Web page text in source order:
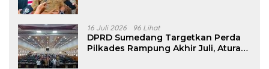
16 Juli 2026 96 Lihat
DPRD Sumedang Targetkan Perda
Pilkades Rampung Akhir Juli, Aturan